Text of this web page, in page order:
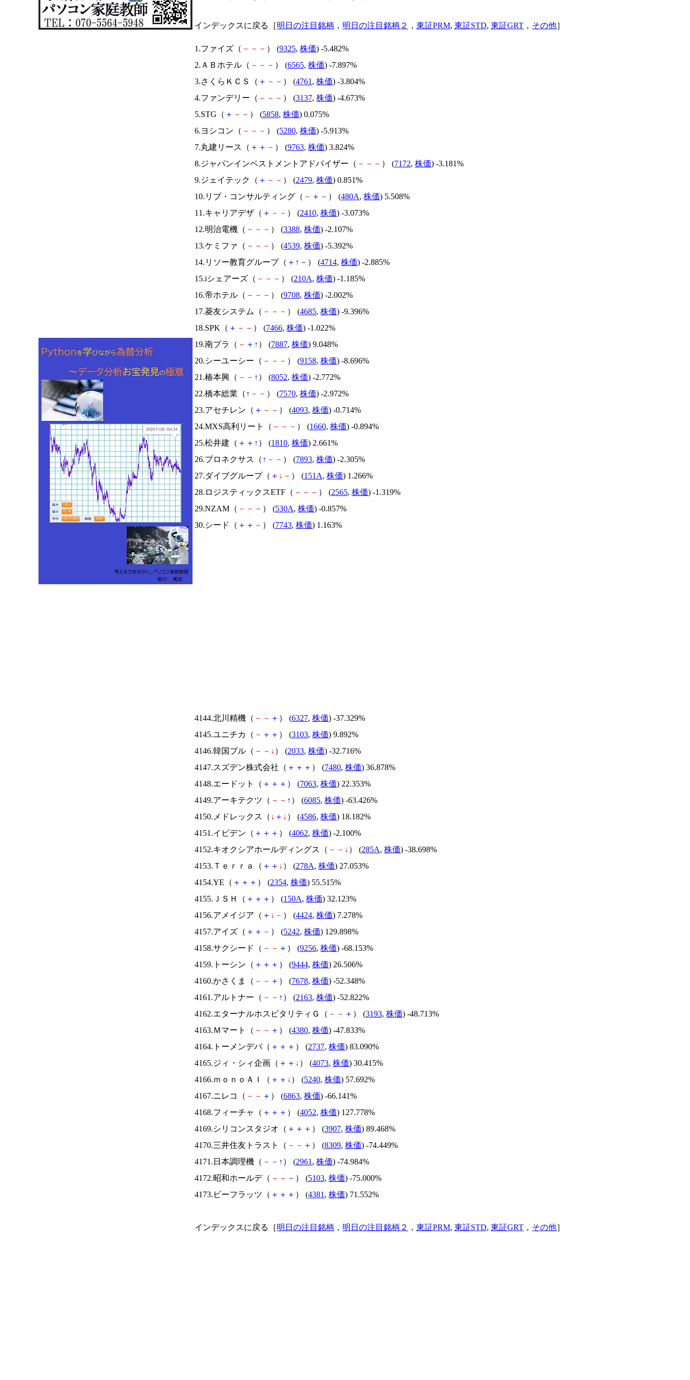
インデックスに戻る［明日の注目銘柄 ， 明日の注目銘柄２ ， 東証PRM, 東証STD, 東証GRT ， その他］
1.ファイズ（ － － － ） (9325, 株価) -5.482%
2.ＡＢホテル（ － － － ） (6565, 株価) -7.897%
3.さくらＫＣＳ（ ＋ － － ） (4761 , 株価) -3.804%
4.ファンデリー（ － － － ） (3137, 株価) -4.673%
5.STG（ ＋ － － ） (5858, 株価) 0.075%
6.ヨシコン（ － － － ） (5280, 株価) -5.913%
7.丸建リース（ ＋ ＋ － ） (9763, 株価) 3.824%
8.ジャパンインベストメントアドバイザー（ － － － ） (7172, 株価) -3.181%
9.ジェイテック（ ＋ － － ） (2479, 株価) 0.851%
10.リブ・コンサルティング（ － ＋ － ） (480A, 株価) 5.508%
11.キャリアデザ（ ＋ － － ） (2410, 株価) -3.073%
12.明治電機（ － － － ） (3388, 株価) -2.107%
13.ケミファ（ － － － ） (4539, 株価) -5.392%
14.リソー教育グループ（ ＋ ↑ － ） (4714, 株価) -2.885%
15.iシェアーズ（ － － － ） (210A, 株価) -1.185%
16.帝ホテル（ － － － ） (9708, 株価) -2.002%
17.菱友システム（ － － － ） (4685, 株価) -9.396%
18.SPK（ ＋ － － ） (7466, 株価) -1.022%
19.南プラ（ － ＋ ↑ ） (7887, 株価) 9.048%
20.シーユーシー（ － － － ） (9158, 株価) -8.696%
21.椿本興（ － － ↑ ） (8052, 株価) -2.772%
22.橋本総業（ ↑ － － ） (7570, 株価) -2.972%
23.アセチレン（ ＋ － － ） (4093, 株価) -0.714%
24.MXS高利リート（ － － － ） (1660, 株価) -0.894%
25.松井建（ ＋ ＋ ↑ ） (1810, 株価) 2.661%
26.プロネクサス（ ↑ － － ） (7893, 株価) -2.305%
27.ダイブグループ（ ＋ ↓ － ） (151A, 株価) 1.266%
28.ロジスティックスETF（ － － － ） (2565, 株価) -1.319%
29.NZAM（ － － － ） (530A, 株価) -0.857%
30.シード（ ＋ ＋ － ） (7743, 株価) 1.163%
4144.北川精機（ － － ＋ ） (6327, 株価) -37.329%
4145.ユニチカ（ － ＋ ＋ ） (3103, 株価) 9.892%
4146.韓国ブル（ － － ↓ ） (2033, 株価) -32.716%
4147.スズデン株式会社（ ＋ ＋ ＋ ） (7480, 株価) 36.878%
4148.エードット（ ＋ ＋ ＋ ） (7063, 株価) 22.353%
4149.アーキテクツ（ － － ↑ ） (6085, 株価) -63.426%
4150.メドレックス（ ↓ ＋ ↓ ） (4586, 株価) 18.182%
4151.イビデン（ ＋ ＋ ＋ ） (4062, 株価) -2.100%
4152.キオクシアホールディングス（ － － ↓ ） (285A, 株価) -38.698%
4153.Ｔｅｒｒａ（ ＋ ＋ ↓ ） (278A, 株価) 27.053%
4154.YE（ ＋ ＋ ＋ ） (2354, 株価) 55.515%
4155.ＪＳＨ（ ＋ ＋ ＋ ） (150A, 株価) 32.123%
4156.アメイジア（ ＋ ↓ － ） (4424, 株価) 7.278%
4157.アイズ（ ＋ ＋ － ） (5242, 株価) 129.898%
4158.サクシード（ － － ＋ ） (9256, 株価) -68.153%
4159.トーシン（ ＋ ＋ ＋ ） (9444, 株価) 26.506%
4160.かさくま（ － － ＋ ） (7678, 株価) -52.348%
4161.アルトナー（ － － ↑ ） (2163, 株価) -52.822%
4162.エターナルホスピタリティＧ（ － － ＋ ） (3193, 株価) -48.713%
4163.Ｍマート（ － － ＋ ） (4380, 株価) -47.833%
4164.トーメンデバ（ ＋ ＋ ＋ ） (2737, 株価) 83.090%
4165.ジィ・シィ企画（ ＋ ＋ ↓ ） (4073, 株価) 30.415%
4166.ｍｏｎｏＡＩ（ ＋ ＋ ↓ ） (5240, 株価) 57.692%
4167.ニレコ（ － － ＋ ） (6863, 株価) -66.141%
4168.フィーチャ（ ＋ ＋ ＋ ） (4052, 株価) 127.778%
4169.シリコンスタジオ（ ＋ ＋ ＋ ） (3907, 株価) 89.468%
4170.三井住友トラスト（ － － ＋ ） (8309, 株価) -74.449%
4171.日本調理機（ － － ↑ ） (2961 , 株価) -74.984%
4172.昭和ホールデ（ － － － ） (5103, 株価) -75.000%
4173.ビーフラッツ（ ＋ ＋ ＋ ） (4381 , 株価) 71.552%
インデックスに戻る［明日の注目銘柄 ， 明日の注目銘柄２ ， 東証PRM, 東証STD, 東証GRT ， その他］